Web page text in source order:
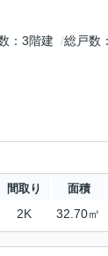
3階建 総戸数
間取り 面積
2K 32.70㎡